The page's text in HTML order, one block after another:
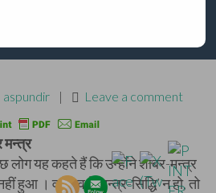
aspundir | Leave a comment
मन्त्र
लोग यह कहते हैं कि उन्होंने शाबर-मन्त्र
हुआ । वास्तव में ‘मन्त्र-सिद्धि’ न हो, तो